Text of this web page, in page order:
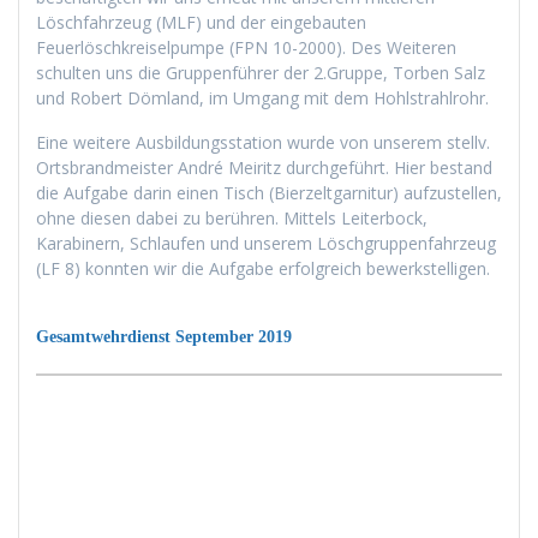
Löschfahrzeug (MLF) und der eingebauten
Feuerlöschkreiselpumpe (FPN 10-2000). Des Weiteren
schulten uns die Gruppenführer der 2.Gruppe, Torben Salz
und Robert Dömland, im Umgang mit dem Hohlstrahlrohr.
Eine weitere Ausbildungsstation wurde von unserem stellv.
Ortsbrandmeister André Meiritz durchgeführt. Hier bestand
die Aufgabe darin einen Tisch (Bierzeltgarnitur) aufzustellen,
ohne diesen dabei zu berühren. Mittels Leiterbock,
Karabinern, Schlaufen und unserem Löschgruppenfahrzeug
(LF 8) konnten wir die Aufgabe erfolgreich bewerkstelligen.
Gesamtwehrdienst September 2019